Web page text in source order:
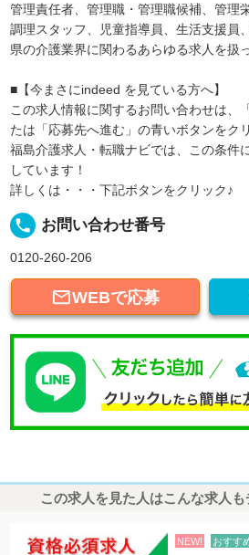
管理責任者、管理職・管理職候補、管理
調理スタッフ、児童指導員、生活支援員
県の介護業界に関わるあらゆる求人を扱
■【今まさにindeed を見ている方へ】
この求人情報に関するお問い合わせは、
たは「応募先へ進む」の青いボタンをク
福島介護求人・転職ナビでは、この条件
しています！
詳しくは・・・下記ボタンをクリック♪
local_phone お問い合わせ番号
0120-260-206
WEBで応募
この求人を見た人はこんな求人
NEW! おすす